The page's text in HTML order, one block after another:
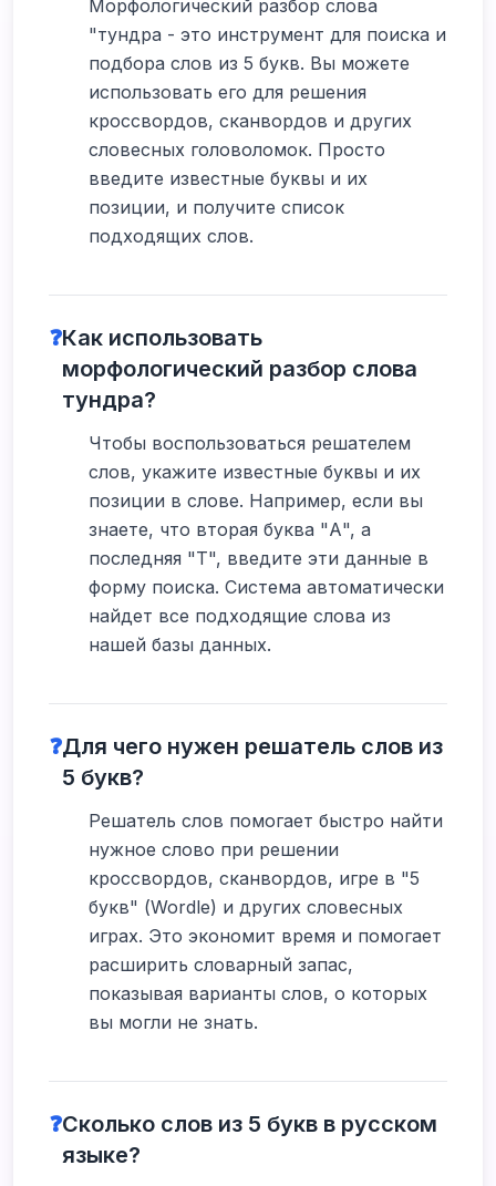
Морфологический разбор слова
"тундра - это инструмент для поиска и
подбора слов из 5 букв. Вы можете
использовать его для решения
кроссвордов, сканвордов и других
словесных головоломок. Просто
введите известные буквы и их
позиции, и получите список
подходящих слов.
❓Как использовать
морфологический разбор слова
тундра?
Чтобы воспользоваться решателем
слов, укажите известные буквы и их
позиции в слове. Например, если вы
знаете, что вторая буква "А", а
последняя "Т", введите эти данные в
форму поиска. Система автоматически
найдет все подходящие слова из
нашей базы данных.
❓Для чего нужен решатель слов из
5 букв?
Решатель слов помогает быстро найти
нужное слово при решении
кроссвордов, сканвордов, игре в "5
букв" (Wordle) и других словесных
играх. Это экономит время и помогает
расширить словарный запас,
показывая варианты слов, о которых
вы могли не знать.
❓Сколько слов из 5 букв в русском
языке?